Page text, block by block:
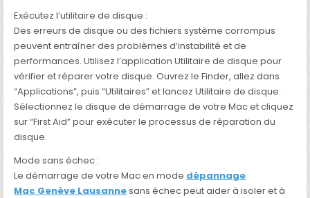
Exécutez l’utilitaire de disque :
Des erreurs de disque ou des fichiers système corrompus
peuvent entraîner des problèmes d’instabilité et de
performances. Utilisez l’application Utilitaire de disque pour
vérifier et réparer votre disque. Ouvrez le Finder, allez dans
“Applications”, puis “Utilitaires” et lancez Utilitaire de disque.
Sélectionnez le disque de démarrage de votre Mac et cliquez
sur “First Aid” pour exécuter le processus de réparation du
disque.
Mode sans échec :
Le démarrage de votre Mac en mode dépannage
Mac Genève Lausannesans échec peut aider à isoler et à